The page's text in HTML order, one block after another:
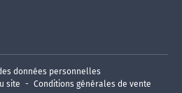
données personnelles
site Conditions générales de vente